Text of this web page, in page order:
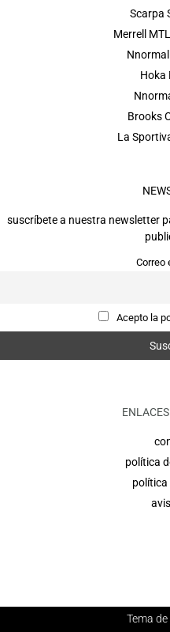
Scarpa
Merrell
Hoka
Brooks
La
suscríbete a nuestra newsletter
Correo
Acepto la
política
política
Tema de